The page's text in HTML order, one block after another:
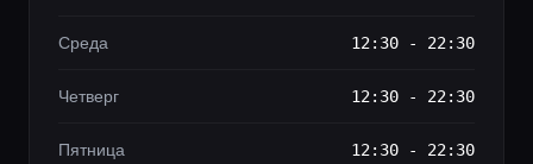
Среда 12:30 - 22:30
Четверг 12:30 - 22:30
Пятница 12:30 - 22:30